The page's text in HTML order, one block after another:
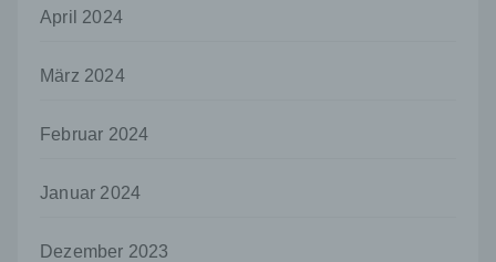
April 2024
März 2024
Februar 2024
Januar 2024
Dezember 2023
natürlichen Person zugewiesen werden.
Verantwortlicher
Verantwortlicher ist die natürliche oder
gemeinsam mit anderen über die Zwecke
personenbezogenen Daten entscheidet.